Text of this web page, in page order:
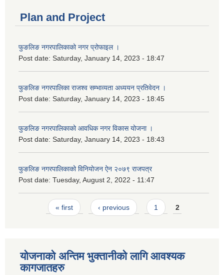
Plan and Project
फुङलिङ नगरपालिकाको नगर प्रोफाइल ।
Post date: Saturday, January 14, 2023 - 18:47
फुङलिङ नगरपालिका राजश्व सम्भाव्यता अध्ययन प्रतिवेदन ।
Post date: Saturday, January 14, 2023 - 18:45
फुङलिङ नगरपालिकाको आवधिक नगर विकास योजना ।
Post date: Saturday, January 14, 2023 - 18:43
फुङलिङ नगरपालिकाको विनियोजन ऐन २०७९ राजपत्र
Post date: Tuesday, August 2, 2022 - 11:47
Pages« first ‹ previous 1 2
योजनाको अन्तिम भुक्तानीको लागि आवश्यक
कागजातहरु